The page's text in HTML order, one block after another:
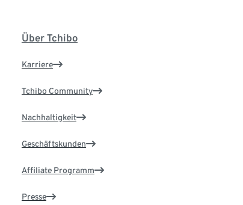
Über Tchibo
Karriere
Tchibo Community
Nachhaltigkeit
Geschäftskunden
Affiliate Programm
Presse